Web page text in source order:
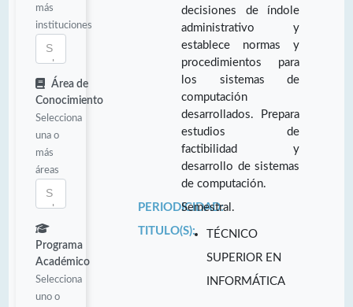
más
instituciones
Área de
Conocimiento
Selecciona
una o
más
áreas
Programa
Académico
Selecciona
uno o
decisiones de índole
administrativo y
establece normas y
procedimientos para
los sistemas de
computación
desarrollados. Prepara
estudios de
factibilidad y
desarrollo de sistemas
de computación.
PERIODICIDAD:
Semestral.
TITULO(S):
TÉCNICO
SUPERIOR EN
INFORMÁTICA